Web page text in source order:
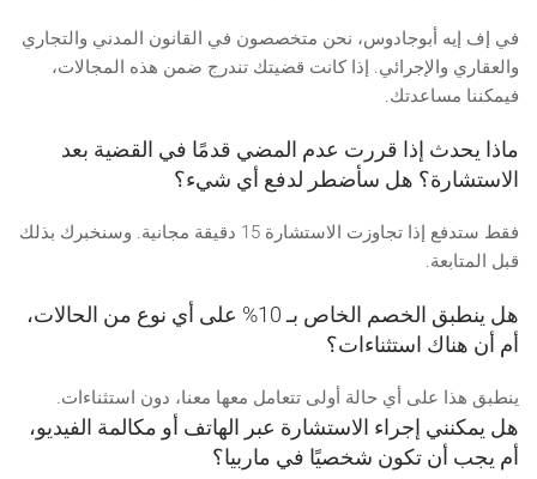
في إف إيه أبوجادوس، نحن متخصصون في القانون المدني والتجاري
والعقاري والإجرائي. إذا كانت قضيتك تندرج ضمن هذه المجالات،
فيمكننا مساعدتك.
ماذا يحدث إذا قررت عدم المضي قدمًا في القضية بعد
الاستشارة؟ هل سأضطر لدفع أي شيء؟
فقط ستدفع إذا تجاوزت الاستشارة 15 دقيقة مجانية. وسنخبرك بذلك
قبل المتابعة.
هل ينطبق الخصم الخاص بـ 10% على أي نوع من الحالات،
أم أن هناك استثناءات؟
ينطبق هذا على أي حالة أولى تتعامل معها معنا، دون استثناءات.
هل يمكنني إجراء الاستشارة عبر الهاتف أو مكالمة الفيديو،
أم يجب أن تكون شخصيًا في ماربيا؟